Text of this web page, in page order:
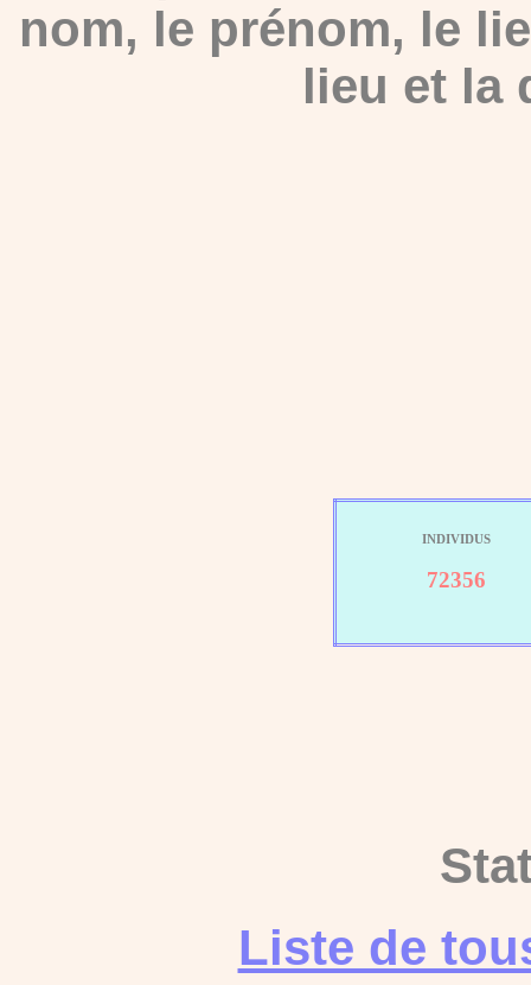
nom, le prénom, le
lieu et la
INDIVIDUS
72356
Liste de